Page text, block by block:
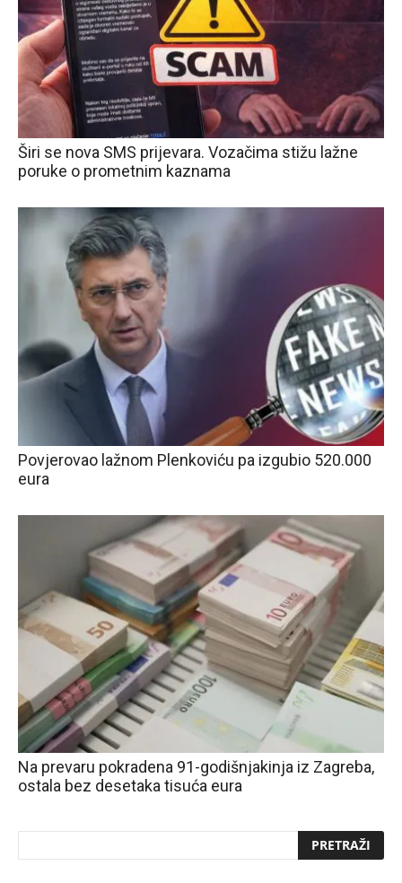
Širi se nova SMS prijevara. Vozačima stižu lažne
poruke o prometnim kaznama
Povjerovao lažnom Plenkoviću pa izgubio 520.000
eura
Na prevaru pokradena 91-godišnjakinja iz Zagreba,
ostala bez desetaka tisuća eura